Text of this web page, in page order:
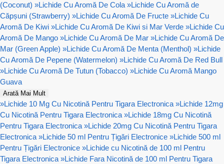
(Coconut) »Lichide Cu Aromă De Cola »Lichide Cu Aromă de
Căpșuni (Strawberry) »Lichide Cu Aromă De Fructe »Lichide Cu
Aromă De Kiwi »Lichide Cu Aromă De Kiwi si Mar Verde »Lichide Cu
Aromă De Mango »Lichide Cu Aromă De Mar »Lichide Cu Aromă De
Mar (Green Apple) »Lichide Cu Aromă De Menta (Menthol) »Lichide
Cu Aromă De Pepene (Watermelon) »Lichide Cu Aromă De Red Bull
»Lichide Cu Aromă De Tutun (Tobacco) »Lichide Cu Aromă Mango
Guava
Arată Mai Mult
»Lichide 10 Mg Cu Nicotină Pentru Tigara Electronica »Lichide 12mg
Cu Nicotină Pentru Tigara Electronica »Lichide 18mg Cu Nicotină
Pentru Tigara Electronica »Lichide 20mg Cu Nicotină Pentru Tigara
Electronica »Lichide 50 ml Pentru Țigări Electronice »Lichide 500 ml
Pentru Țigări Electronice »Lichide cu Nicotină de 100 ml Pentru
Tigara Electronica »Lichide Fara Nicotină de 100 ml Pentru Tigara